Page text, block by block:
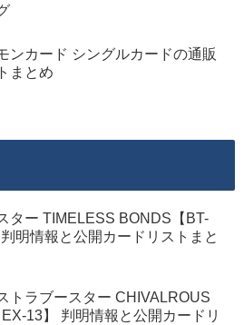
ンカード シングルカードの通販
まとめ
ター TIMELESS BONDS【BT-
明情報と公開カードリストまと
トラブースター CHIVALROUS
13】 判明情報と公開カードリ